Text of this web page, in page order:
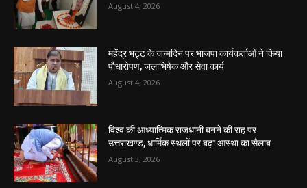
August 4, 2026
महेंद्र भट्ट के जन्मदिन पर भाजपा कार्यकर्ताओं ने किया
पौधारोपण, जलाभिषेक और सेवा कार्य
August 4, 2026
विश्व की आध्यात्मिक राजधानी बनने की राह पर
उत्तराखण्ड, धार्मिक स्थलों पर बढ़ा आस्था का सैलाब
August 3, 2026